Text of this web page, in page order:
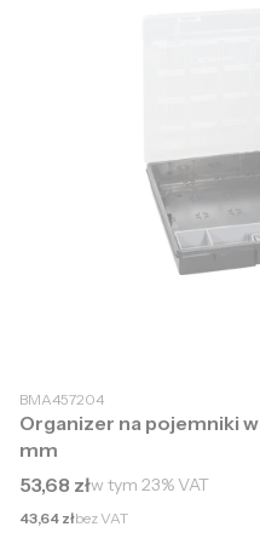
BMA457204
Organizer na pojemniki
mm
Cena brutto
53,68 złw tym 23%VAT
Cena netto
43,64 złbez VAT